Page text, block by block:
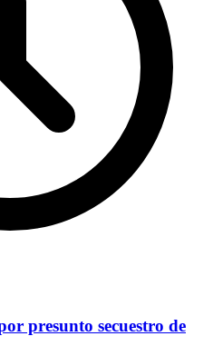
presunto secuestro de